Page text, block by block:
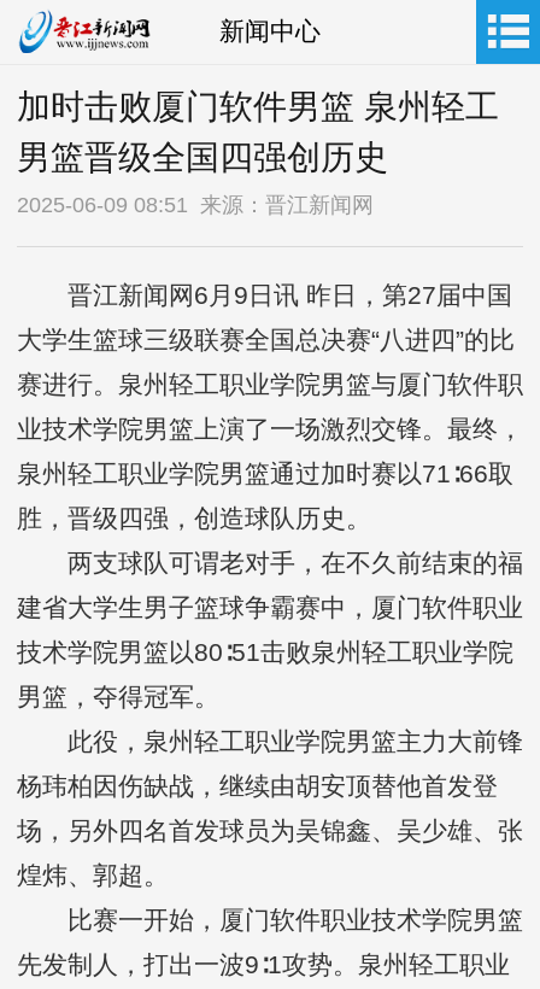
新闻中心
加时击败厦门软件男篮 泉州轻工
男篮晋级全国四强创历史
2025-06-09 08:51 来源：晋江新闻网
晋江新闻网6月9日讯 昨日，第27届中国
大学生篮球三级联赛全国总决赛“八进四”的比
赛进行。泉州轻工职业学院男篮与厦门软件职
业技术学院男篮上演了一场激烈交锋。最终，
泉州轻工职业学院男篮通过加时赛以71∶66取
胜，晋级四强，创造球队历史。
两支球队可谓老对手，在不久前结束的福
建省大学生男子篮球争霸赛中，厦门软件职业
技术学院男篮以80∶51击败泉州轻工职业学院
男篮，夺得冠军。
此役，泉州轻工职业学院男篮主力大前锋
杨玮柏因伤缺战，继续由胡安顶替他首发登
场，另外四名首发球员为吴锦鑫、吴少雄、张
煌炜、郭超。
比赛一开始，厦门软件职业技术学院男篮
先发制人，打出一波9∶1攻势。泉州轻工职业